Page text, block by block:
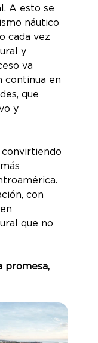
A esto se
náutico
cada vez
y
va
continua en
que
y
con
que no
promesa,